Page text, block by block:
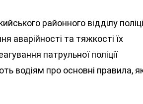
районного відділу
аварійності та тяжкості їх
патрульної поліції
водіям про основні правила,